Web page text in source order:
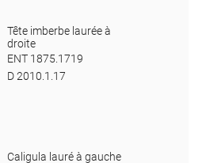
Tête imberbe laurée à
droite
ENT 1875.1719
D 2010.1.17
Caligula lauré à gauche